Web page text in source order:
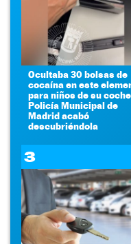
Ocultaba 30 bolsas de
cocaína en este
para niños de su
Policía Municipal de
Madrid acabó
descubriéndola
3